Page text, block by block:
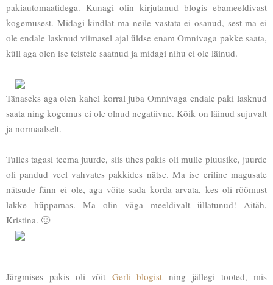
pakiautomaatidega. Kunagi olin kirjutanud blogis ebameeldivast
kogemusest. Midagi kindlat ma neile vastata ei osanud, sest ma ei
ole endale lasknud viimasel ajal üldse enam Omnivaga pakke saata,
küll aga olen ise teistele saatnud ja midagi nihu ei ole läinud.
Tänaseks aga olen kahel korral juba Omnivaga endale paki lasknud
saata ning kogemus ei ole olnud negatiivne. Kõik on läinud sujuvalt
ja normaalselt.
Tulles tagasi teema juurde, siis ühes pakis oli mulle pluusike, juurde
oli pandud veel vahvates pakkides nätse. Ma ise eriline magusate
nätsude fänn ei ole, aga võite sada korda arvata, kes oli rõõmust
lakke hüppamas. Ma olin väga meeldivalt üllatunud! Aitäh,
Kristina. 🙂
Järgmises pakis oli võit Gerli blogist ning jällegi tooted, mis